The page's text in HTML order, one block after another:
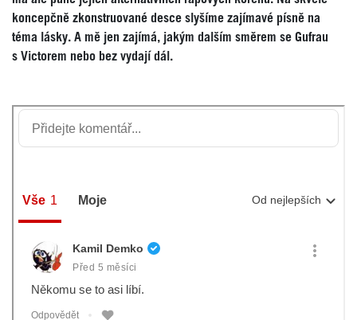
koncepčně zkonstruované desce slyšíme zajímavé písně na
téma lásky. A mě jen zajímá, jakým dalším směrem se Gufrau
s Victorem nebo bez vydají dál.